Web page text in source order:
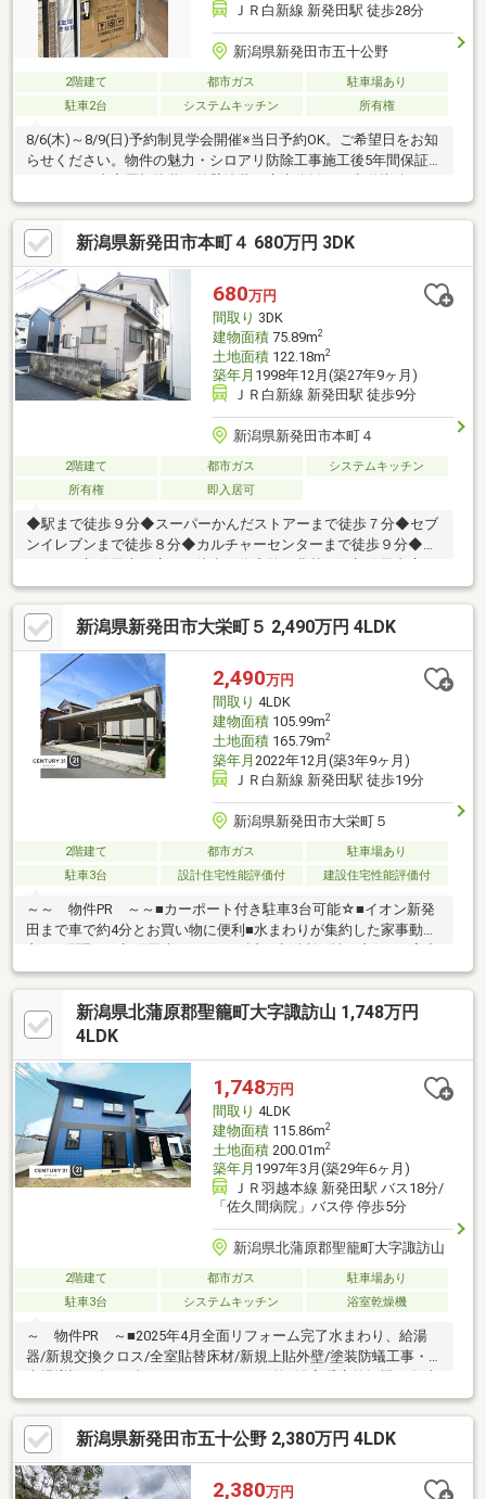
ＪＲ白新線 新発田駅 徒歩28分
新潟県新発田市五十公野
2階建て 都市ガス
駐車場あり
駐車2台
システムキッチン 所有権
8/6(木)～8/9(日)予約制見学会開催※当日予約OK。ご希望日をお知
らせください。物件の魅力・シロアリ防除工事施工後5年間保証●
テムキッチン交換、ユニットバス交換、トイレ交換、間取変更、
玄関扉交換、室内ドア交換、床材上張り、シューズボックス交
換、クロス張替え、給湯器交換、インターホン設置、火災警報器
設置、照明器具交換・ クリーニング、白蟻防蟻工事●間取り・駐
車場・庭・ 4LDK・ 普通車2台駐車可能
新潟県新発田市本町４ 680万円 3DK
680万円
間取り 3DK
建物面積75.89m2
土地面積122.18m2
築年月 1998年12月(築27年9ヶ月)
ＪＲ白新線 新発田駅 徒歩9分
新潟県新発田市本町４
2階建て 都市ガス
システムキッチン
所有権
即入居可
◆駅まで徒歩９分◆スーパーかんだストアーまで徒歩７分◆セブ
ンイレブンまで徒歩８分◆カルチャーセンターまで徒歩９分◆ウ
で徒歩10分◆県立新発田病院まで徒歩6分物件購入の心配事や気
になる事、何でもお問合せください。資金計画や諸費用、売買の
流れと諸手続きについて、ハザードマップや物件周辺のことなど
何でもＯＫ。具体的な計画をこれから立てるところ、マイホーム
を検討中、そんなときもまずはお声がけください。ご相談だけで
ももちろん構いません。いつでもお気軽にどうぞ！
新潟県新発田市大栄町５ 2,490万円 4LDK
2,490万円
間取り 4LDK
建物面積105.99m2
土地面積165.79m2
築年月 2022年12月(築3年9ヶ月)
ＪＲ白新線 新発田駅 徒歩19分
新潟県新発田市大栄町５
2階建て 都市ガス
駐車場あり
駐車3台
設計住宅性能評価付 建設住宅性能評価付
～～ 物件PR ～～■カーポート付き駐車3台可能☆■イオン新発
田まで車で約4分とお買い物に便利■水まわりが集約した家事動線
干しができるストレージルーム付き☆書斎としてのご利用も◎■
建材に使われる防腐・防蟻剤は健康にも配慮■安心の「コンクリ
ートベタ基礎」「地盤改良工事」■全居室収納付きでウォークイ
ンクローゼットが付いており収納が充実しています■前面道路は
境（徒歩） ～～■御免町小学校・・・約10分■第一中学校・・・
約9分■ウオロク住吉町店・約10分
新潟県北蒲原郡聖籠町大字諏訪山 1,748万円
4LDK
1,748万円
間取り 4LDK
建物面積115.86m2
土地面積200.01m2
築年月 1997年3月(築29年6ヶ月)
ＪＲ羽越本線 新発田駅 バス18分/
「佐久間病院」バス停 停歩5分
新潟県北蒲原郡聖籠町大字諏訪山
2階建て 都市ガス
駐車場あり
駐車3台
システムキッチン 浴室乾燥機
～ 物件PR ～■2025年4月全面リフォーム完了水まわり、給湯
器/新規交換クロス/全室貼替床材/新規上貼外壁/塗装防蟻工事・駐
機などがあり日々の家事の負担を軽減してくれます■広い庭があ
り、ガーデニングを楽しめます■子育て支援の手厚い聖籠町での
びのびと暮らせます■前面道路は6mと駐車がらくらく■聖籠IC至近
で新発田や新潟市街地へのアクセス良好■PLANTまで車で約5分と
お買い物に便利～ 周辺環境 ～■PLANT-4 聖籠店・・車約5分■
新潟県新発田市五十公野 2,380万円 4LDK
2,380万円